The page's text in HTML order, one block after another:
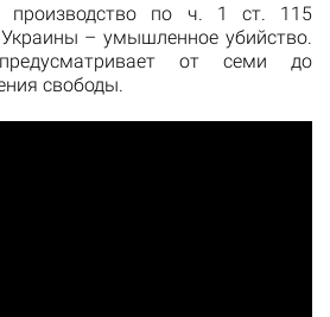
производство по ч. 1 ст. 115
Украины – умышленное убийство.
от семи до
свободы.